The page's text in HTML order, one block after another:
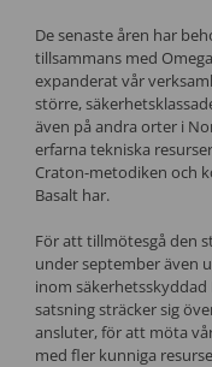
De senaste åren har
tillsammans med
expanderat vår
större,
även på andra orter i
erfarna tekniska
Craton-metodiken och
Basalt har.
För att tillmötesgå den
under september även
inom säkerhetsskyddad
satsning sträcker sig
ansluter, för att möta
med fler kunniga